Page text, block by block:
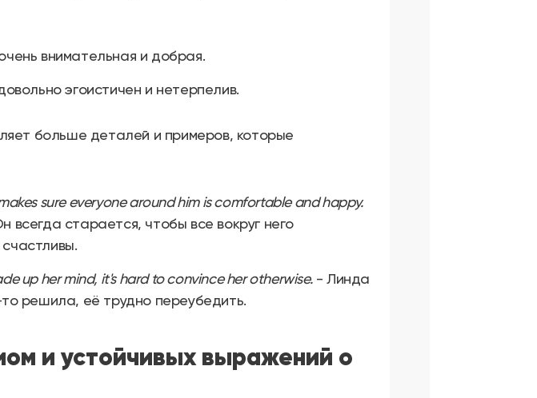
внимательная и добрая.
эгоистичен и нетерпелив.
больше деталей и примеров, которые
sure everyone around him is comfortable and happy.
старается, чтобы все вокруг него
up her mind, it's hard to convince her otherwise.- Линда
решила, её трудно переубедить.
и устойчивых выражений о